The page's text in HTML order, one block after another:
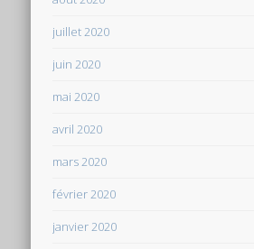
juillet 2020
juin 2020
mai 2020
avril 2020
mars 2020
février 2020
janvier 2020